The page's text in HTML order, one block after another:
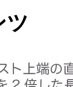
ツ